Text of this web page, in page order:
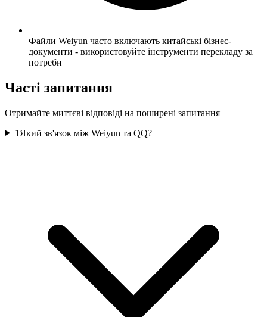
Файли Weiyun часто включають китайські бізнес-
документи - використовуйте інструменти перекладу за
потреби
Часті запитання
Отримайте миттєві відповіді на поширені запитання
1 Який зв'язок між Weiyun та QQ?